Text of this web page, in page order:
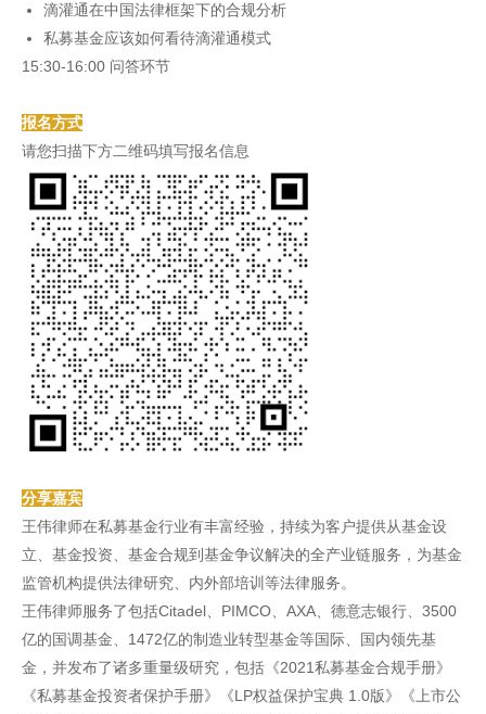
滴灌通在中国法律框架下的合规分析
私募基金应该如何看待滴灌通模式
15:30-16:00 问答环节
报名方式
请您扫描下方二维码填写报名信息
分享嘉宾
王伟律师在私募基金行业有丰富经验，持续为客户提供从基金设
立、基金投资、基金合规到基金争议解决的全产业链服务，为基金
监管机构提供法律研究、内外部培训等法律服务。
王伟律师服务了包括Citadel、PIMCO、AXA、德意志银行、3500
亿的国调基金、1472亿的制造业转型基金等国际、国内领先基
金，并发布了诸多重量级研究，包括《2021私募基金合规手册》
《私募基金投资者保护手册》《LP权益保护宝典 1.0版》《上市公